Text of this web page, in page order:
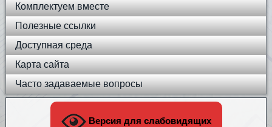
Комплектуем вместе
Полезные ссылки
Доступная среда
Карта сайта
Часто задаваемые вопросы
Версия для слабовидящих